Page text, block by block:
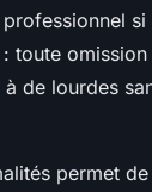
toute
de lourdes
permet